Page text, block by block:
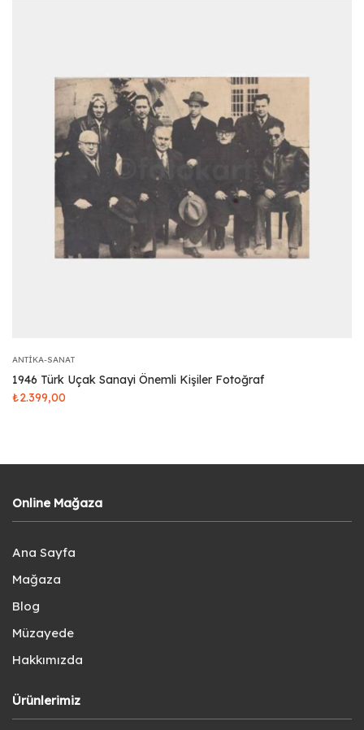
ANTIKA-SANAT
1946 Türk Uçak Sanayi Önemli Kişiler Fotoğraf
₺2.399,00
Online Mağaza
Ana Sayfa
Mağaza
Blog
Müzayede
Hakkımızda
Ürünlerimiz